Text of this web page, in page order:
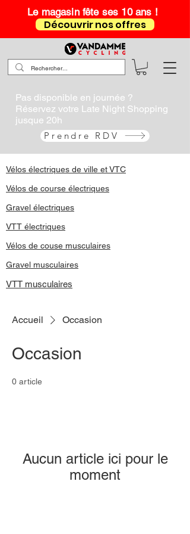
Le magasin fête ses 10 ans !
Découvrir nos offres
Pas disponible en journée ?
Réservez votre Late Night Shopping
jusque 20h
Prendre RDV
Vélos électriques de ville et VTC
Vélos de course électriques
Gravel électriques
VTT électriques
Vélos de couse musculaires
Gravel musculaires
VTT musculaires
Accueil Occasion
Occasion
0 article
Aucun article ici pour le
moment